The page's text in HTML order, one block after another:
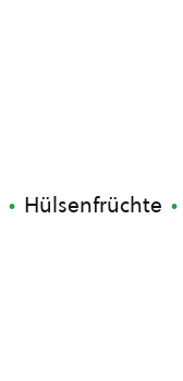
Hülsenfrüchte